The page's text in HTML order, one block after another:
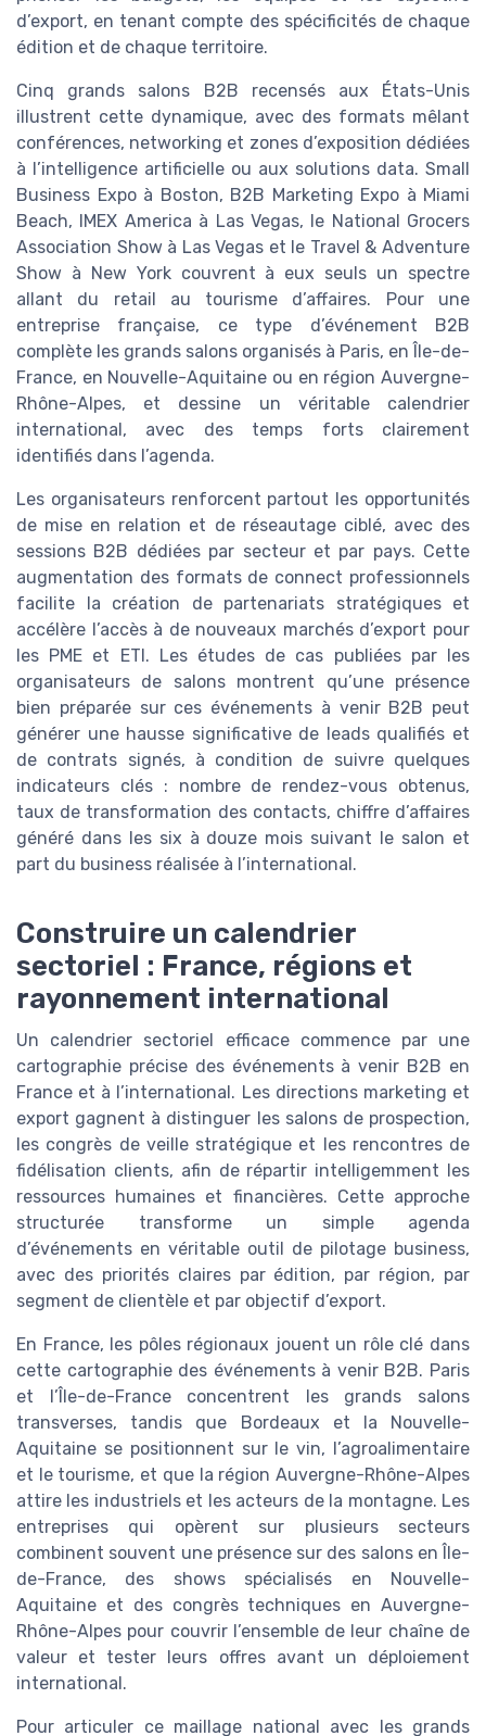
d’export, en tenant compte des spécificités de chaque
édition et de chaque territoire.
Cinq grands salons B2B recensés aux États-Unis
illustrent cette dynamique, avec des formats mêlant
conférences, networking et zones d’exposition dédiées
à l’intelligence artificielle ou aux solutions data. Small
Business Expo à Boston, B2B Marketing Expo à Miami
Beach, IMEX America à Las Vegas, le National Grocers
Association Show à Las Vegas et le Travel & Adventure
Show à New York couvrent à eux seuls un spectre
allant du retail au tourisme d’affaires. Pour une
entreprise française, ce type d’événement B2B
complète les grands salons organisés à Paris, en Île-de-
France, en Nouvelle-Aquitaine ou en région Auvergne-
Rhône-Alpes, et dessine un véritable calendrier
international, avec des temps forts clairement
identifiés dans l’agenda.
Les organisateurs renforcent partout les opportunités
de mise en relation et de réseautage ciblé, avec des
sessions B2B dédiées par secteur et par pays. Cette
augmentation des formats de connect professionnels
facilite la création de partenariats stratégiques et
accélère l’accès à de nouveaux marchés d’export pour
les PME et ETI. Les études de cas publiées par les
organisateurs de salons montrent qu’une présence
bien préparée sur ces événements à venir B2B peut
générer une hausse significative de leads qualifiés et
de contrats signés, à condition de suivre quelques
indicateurs clés : nombre de rendez-vous obtenus,
taux de transformation des contacts, chiffre d’affaires
généré dans les six à douze mois suivant le salon et
part du business réalisée à l’international.
Construire un calendrier
sectoriel : France, régions et
rayonnement international
Un calendrier sectoriel efficace commence par une
cartographie précise des événements à venir B2B en
France et à l’international. Les directions marketing et
export gagnent à distinguer les salons de prospection,
les congrès de veille stratégique et les rencontres de
fidélisation clients, afin de répartir intelligemment les
ressources humaines et financières. Cette approche
structurée transforme un simple agenda
d’événements en véritable outil de pilotage business,
avec des priorités claires par édition, par région, par
segment de clientèle et par objectif d’export.
En France, les pôles régionaux jouent un rôle clé dans
cette cartographie des événements à venir B2B. Paris
et l’Île-de-France concentrent les grands salons
transverses, tandis que Bordeaux et la Nouvelle-
Aquitaine se positionnent sur le vin, l’agroalimentaire
et le tourisme, et que la région Auvergne-Rhône-Alpes
attire les industriels et les acteurs de la montagne. Les
entreprises qui opèrent sur plusieurs secteurs
combinent souvent une présence sur des salons en Île-
de-France, des shows spécialisés en Nouvelle-
Aquitaine et des congrès techniques en Auvergne-
Rhône-Alpes pour couvrir l’ensemble de leur chaîne de
valeur et tester leurs offres avant un déploiement
international.
Pour articuler ce maillage national avec les grands